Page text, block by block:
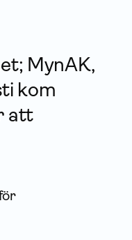
MynAK,
kom
att